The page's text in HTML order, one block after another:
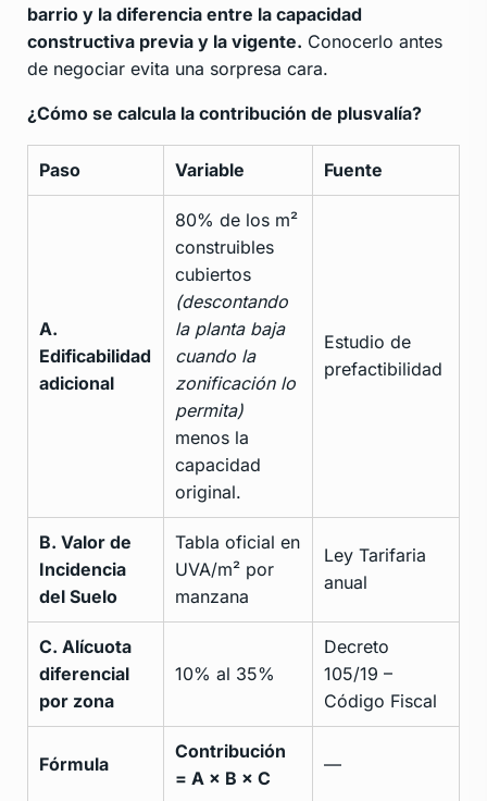
barrio y la diferencia entre la capacidad
constructiva previa y la vigente. Conocerlo antes
de negociar evita una sorpresa cara.
¿Cómo se calcula la contribución de plusvalía?
Paso Variable Fuente
A.
Edificabilidad
adicional
80% de los m²
construibles
cubiertos
(descontando
la planta baja
cuando la
zonificación lo
permita)
menos la
capacidad
original.
Estudio de
prefactibilidad
B. Valor de
Incidencia
del Suelo
Tabla oficial en
UVA/m² por
manzana
Ley Tarifaria
anual
C. Alícuota
diferencial
por zona
10% al 35%
Decreto
105/19 –
Código Fiscal
Fórmula
Contribución
= A × B × C
—